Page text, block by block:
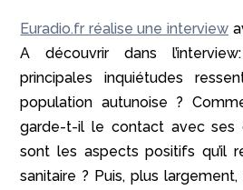
Euradio.fr réalise une interview
A découvrir dans
principales inquiétudes
population autunoise ?
garde-t-il le contact avec ses
sont les aspects positifs qu’il
sanitaire ? Puis, plus